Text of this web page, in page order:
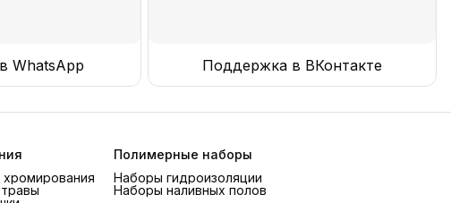
WhatsApp Поддержка в ВКонтакте
Полимерные наборы
Наборы гидроизоляции
Наборы наливных полов